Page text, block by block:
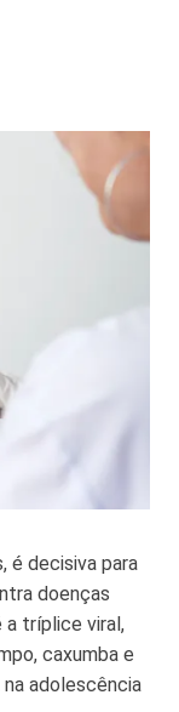
é decisiva para
doenças
a tríplice viral,
caxumba e
adolescência